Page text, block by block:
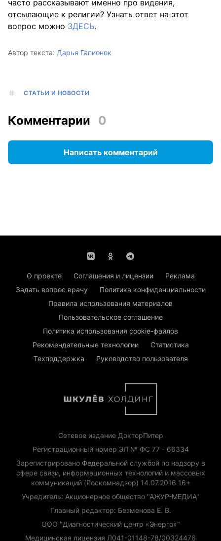
часто рассказывают именно про видения,
отсылающие к религии? Узнать ответ на этот
вопрос можно ЗДЕСЬ.
Автор текста: Дарья Гапионок
СТАТЬИ И НОВОСТИ
Комментарии 0
Написать комментарий
О проекте Соглашения и лицензии
Реклама
Задать вопрос врачу
Политика конфиденциальности
Правила использования материалов
Пользовательское соглашение
Политика использования cookie-файлов
Рекомендательные технологии
Статистика
Техподдержка
Руководство пользователя
Сетевое издание ДокторПитер
Регистрационный номер ЭЛ № ФС 77 - 66334
Зарегистрировано Федеральной службой по надзору в
сфере связи, информационных технологий и массовых
коммуникаций (Роскомнадзор) 14.07.2016 16+
Учредитель: Акционерное общество "АЖУР-МЕДИА"
Главный редактор: Безменова Е. В.
ООО "Диагностический центр «Энерго»"
Медицинская лицензия Л041-01148-78/00324476